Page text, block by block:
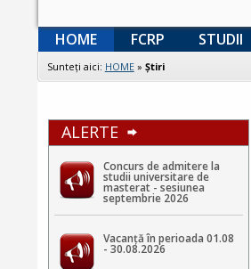
HOME FCRP STUDII
Sunteţi aici: HOME» Ştiri
ALERTE
Concurs de admitere la
studii universitare de
masterat - sesiunea
septembrie 2026
Vacanță în perioada 01.08
- 30.08.2026